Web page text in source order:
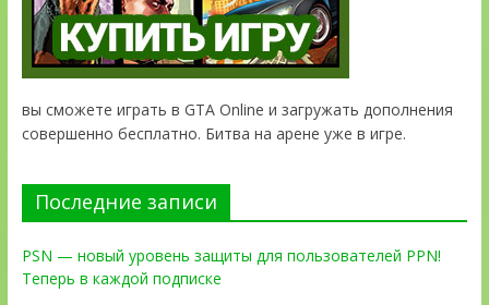
вы сможете играть в GTA Online и загружать дополнения
совершенно бесплатно. Битва на арене уже в игре.
Последние записи
PSN — новый уровень защиты для пользователей PPN!
Теперь в каждой подписке